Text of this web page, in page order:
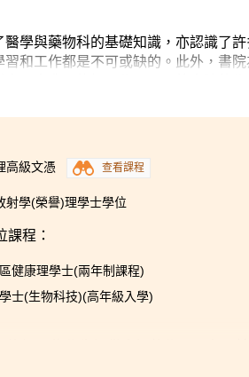
學與藥物科的基礎知識，亦認識了許
和工作都是不可或缺的。此外，書
，令我更能投入學習。另外書院的學
幫助。最後，我很感謝各位講師的悉
高級文憑
查看課程
射學(榮譽)理學士學位
課程：
健康理學士(兩年制課程)
士(生物科技)(高年級入學)
資源，為學生提供良好的學習平台，
療專業的基礎知識，包括解剖學、生